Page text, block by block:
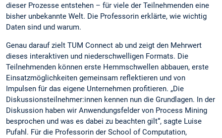
dieser Prozesse entstehen – für viele der Teilnehmenden eine
bisher unbekannte Welt. Die Professorin erklärte, wie wichtig
Daten sind und warum.
Genau darauf zielt TUM Connect ab und zeigt den Mehrwert
dieses interaktiven und niederschwelligen Formats. Die
Teilnehmenden können erste Hemmschwellen abbauen, erste
Einsatzmöglichkeiten gemeinsam reflektieren und von
Impulsen für das eigene Unternehmen profitieren. „Die
Diskussionsteilnehmer:innen kennen nun die Grundlagen. In der
Diskussion haben wir Anwendungsfelder von Process Mining
besprochen und was es dabei zu beachten gilt“, sagte Luise
Pufahl. Für die Professorin der School of Computation,